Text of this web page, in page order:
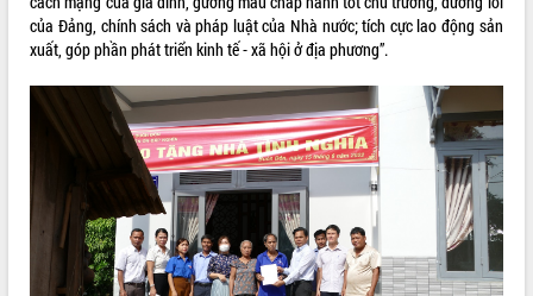
THỐNG KÊ TRUY CẬP
Hôm nay:
4982
66017722
của Đảng, chính sách và pháp luật của Nhà nước; tích cực lao động sản
xuất, góp phần phát triển kinh tế - xã hội ở địa phương”.